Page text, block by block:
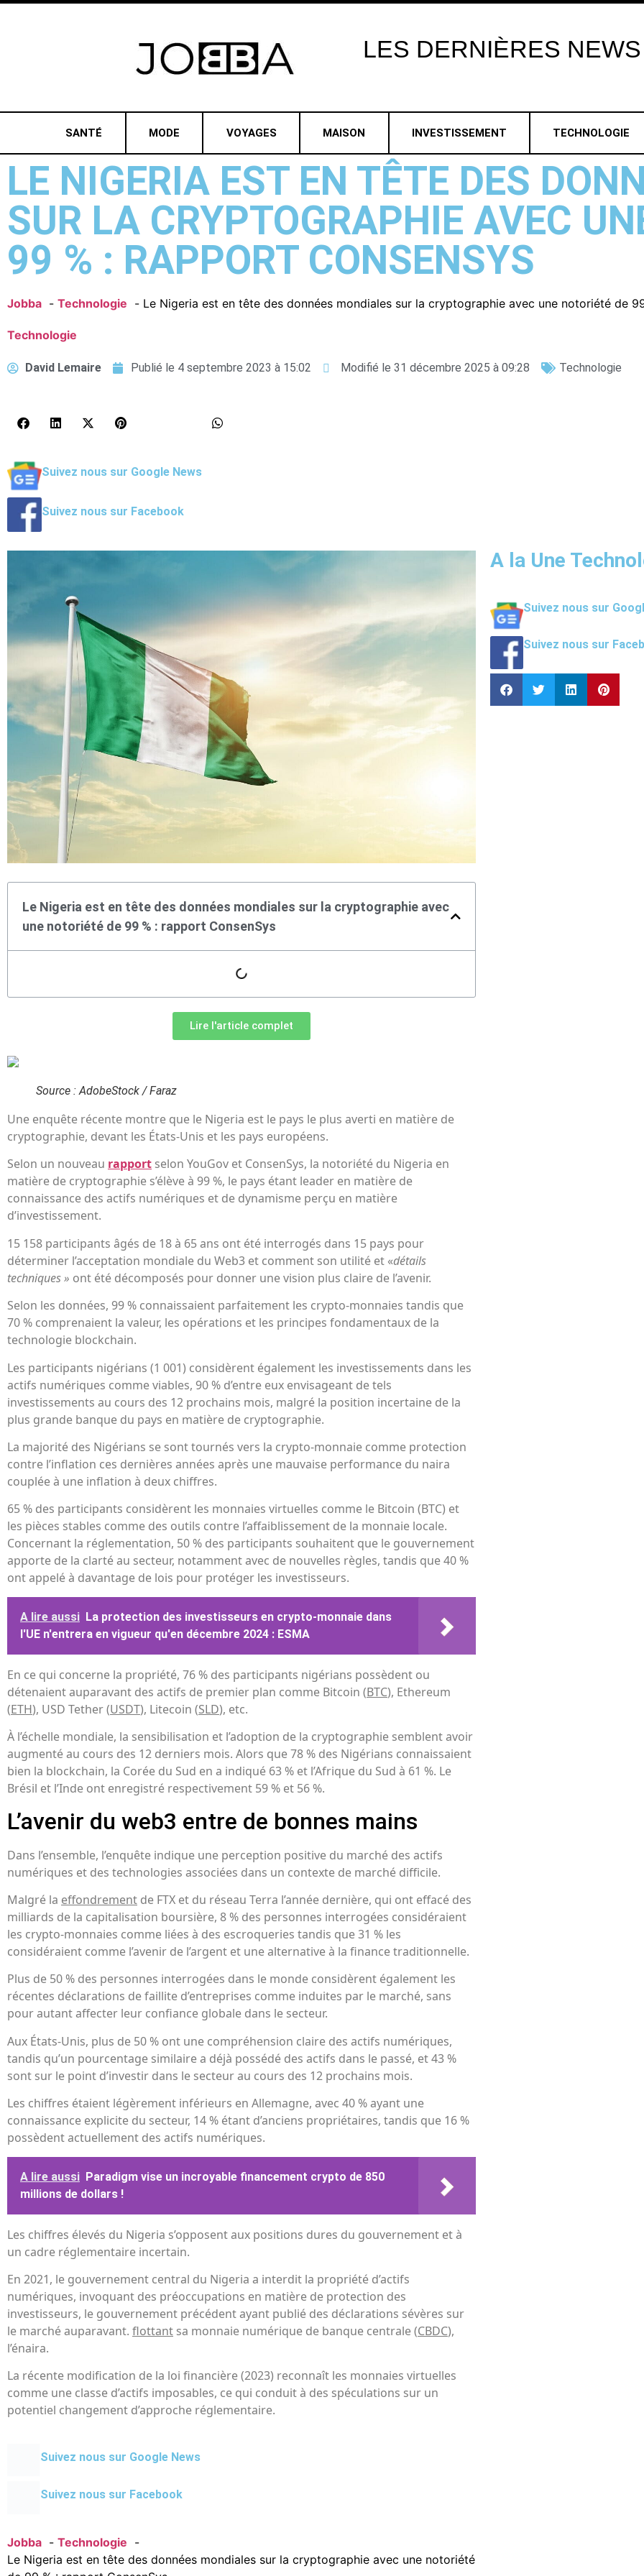
LES DERNIÈRES NEWS
SANTÉ MODE VOYAGES MAISON INVESTISSEMENT TECHNOLOGIE
LE NIGERIA EST EN TÊTE DES
SUR LA CRYPTOGRAPHIE AVEC
99 % : RAPPORT CONSENSYS
Jobba Technologie Le Nigeria est en tête des données mondiales sur la cryptographie avec une notoriété de
Technologie
David Lemaire Publié le 4 septembre 2023 à 15:02 Modifié le 31 décembre 2025 à 09:28 Technologie
Suivez nous sur Google News
Suivez nous sur Facebook
Le Nigeria est en tête des données mondiales sur la cryptographie avec
une notoriété de 99 % : rapport ConsenSys
Lire l'article complet
Source : AdobeStock / Faraz
Une enquête récente montre que le Nigeria est le pays le plus averti en matière de
cryptographie, devant les États-Unis et les pays européens.
Selon un nouveau rapport selon YouGov et ConsenSys, la notoriété du Nigeria en
matière de cryptographie s’élève à 99 %, le pays étant leader en matière de
connaissance des actifs numériques et de dynamisme perçu en matière
d’investissement.
15 158 participants âgés de 18 à 65 ans ont été interrogés dans 15 pays pour
déterminer l’acceptation mondiale du Web3 et comment son utilité et «détails
techniques » ont été décomposés pour donner une vision plus claire de l’avenir.
Selon les données, 99 % connaissaient parfaitement les crypto-monnaies tandis que
70 % comprenaient la valeur, les opérations et les principes fondamentaux de la
technologie blockchain.
Les participants nigérians (1 001) considèrent également les investissements dans les
actifs numériques comme viables, 90 % d’entre eux envisageant de tels
investissements au cours des 12 prochains mois, malgré la position incertaine de la
plus grande banque du pays en matière de cryptographie.
La majorité des Nigérians se sont tournés vers la crypto-monnaie comme protection
contre l’inflation ces dernières années après une mauvaise performance du naira
couplée à une inflation à deux chiffres.
65 % des participants considèrent les monnaies virtuelles comme le Bitcoin (BTC) et
les pièces stables comme des outils contre l’affaiblissement de la monnaie locale.
Concernant la réglementation, 50 % des participants souhaitent que le gouvernement
apporte de la clarté au secteur, notamment avec de nouvelles règles, tandis que 40 %
ont appelé à davantage de lois pour protéger les investisseurs.
A lire aussi La protection des investisseurs en crypto-monnaie dans
l'UE n'entrera en vigueur qu'en décembre 2024 : ESMA
En ce qui concerne la propriété, 76 % des participants nigérians possèdent ou
détenaient auparavant des actifs de premier plan comme Bitcoin (BTC), Ethereum
(ETH), USD Tether (USDT), Litecoin (SLD), etc.
À l’échelle mondiale, la sensibilisation et l’adoption de la cryptographie semblent avoir
augmenté au cours des 12 derniers mois. Alors que 78 % des Nigérians connaissaient
bien la blockchain, la Corée du Sud en a indiqué 63 % et l’Afrique du Sud à 61 %. Le
Brésil et l’Inde ont enregistré respectivement 59 % et 56 %.
L’avenir du web3 entre de bonnes mains
Dans l’ensemble, l’enquête indique une perception positive du marché des actifs
numériques et des technologies associées dans un contexte de marché difficile.
Malgré la effondrement de FTX et du réseau Terra l’année dernière, qui ont effacé des
milliards de la capitalisation boursière, 8 % des personnes interrogées considéraient
les crypto-monnaies comme liées à des escroqueries tandis que 31 % les
considéraient comme l’avenir de l’argent et une alternative à la finance traditionnelle.
Plus de 50 % des personnes interrogées dans le monde considèrent également les
récentes déclarations de faillite d’entreprises comme induites par le marché, sans
pour autant affecter leur confiance globale dans le secteur.
Aux États-Unis, plus de 50 % ont une compréhension claire des actifs numériques,
tandis qu’un pourcentage similaire a déjà possédé des actifs dans le passé, et 43 %
sont sur le point d’investir dans le secteur au cours des 12 prochains mois.
Les chiffres étaient légèrement inférieurs en Allemagne, avec 40 % ayant une
connaissance explicite du secteur, 14 % étant d’anciens propriétaires, tandis que 16 %
possèdent actuellement des actifs numériques.
A lire aussi Paradigm vise un incroyable financement crypto de 850
millions de dollars !
Les chiffres élevés du Nigeria s’opposent aux positions dures du gouvernement et à
un cadre réglementaire incertain.
En 2021, le gouvernement central du Nigeria a interdit la propriété d’actifs
numériques, invoquant des préoccupations en matière de protection des
investisseurs, le gouvernement précédent ayant publié des déclarations sévères sur
le marché auparavant. flottant sa monnaie numérique de banque centrale (CBDC),
l’énaira.
La récente modification de la loi financière (2023) reconnaît les monnaies virtuelles
comme une classe d’actifs imposables, ce qui conduit à des spéculations sur un
potentiel changement d’approche réglementaire.
Suivez nous sur Google News
Suivez nous sur Facebook
Jobba
Technologie
Le Nigeria est en tête des données mondiales sur la cryptographie avec une notoriété
A la Une
Suivez nous sur
Suivez nous sur